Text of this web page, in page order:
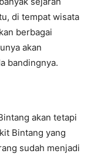
di tempat wisata
berbagai
akan
bandingnya.
akan tetapi
Bintang yang
sudah menjadi